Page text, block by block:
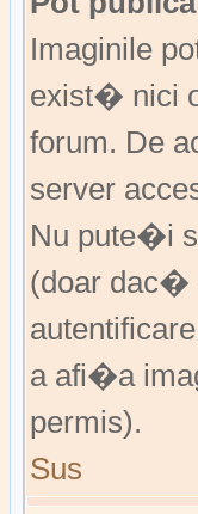
Imaginile
exist� nici
forum. De
server
Nu pute�i
(doar dac�
a afi�a
permis).
Sus